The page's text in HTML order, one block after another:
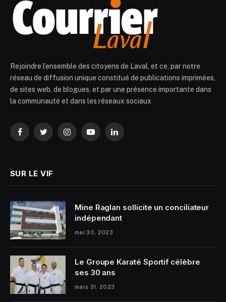
Rejoindre l’ensemble des citoyens de Laval, et ce, par notre
réseau de diffusion unique constitué de publications imprimées,
de sites web, de blogues, et par une présence importante dans
la communauté et dans les réseaux sociaux
FacebookTwitterInstagramYouTubeLinkedIn
SUR LE VIF
Mine Raglan sollicite un conciliateur
indépendant
mai 30, 2023
Le Groupe Karaté Sportif célèbre
ses 30 ans
mars 31, 2023